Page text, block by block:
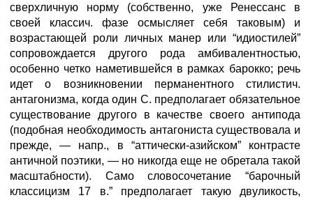
сверхличную норму (собственно, уже Ренессанс в
своей классич. фазе осмысляет себя таковым) и
возрастающей роли личных манер или “идиостилей”
сопровождается другого рода амбивалентностью,
особенно четко наметившейся в рамках барокко; речь
идет о возникновении перманентного стилистич.
антагонизма, когда один С. предполагает обязательное
существование другого в качестве своего антипода
(подобная необходимость антагониста существовала и
прежде, — напр., в “аттически-азийском” контрасте
античной поэтики, — но никогда еще не обретала такой
масштабности). Само словосочетание “барочный
классицизм 17 в.” предполагает такую двуликость,